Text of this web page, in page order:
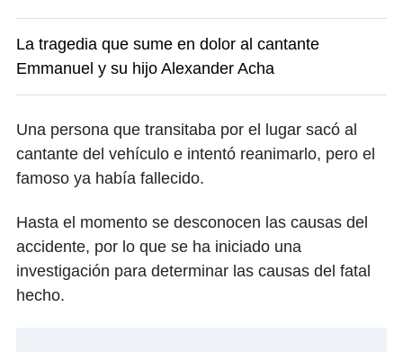
La tragedia que sume en dolor al cantante
Emmanuel y su hijo Alexander Acha
Una persona que transitaba por el lugar sacó al
cantante del vehículo e intentó reanimarlo, pero el
famoso ya había fallecido.
Hasta el momento se desconocen las causas del
accidente, por lo que se ha iniciado una
investigación para determinar las causas del fatal
hecho.